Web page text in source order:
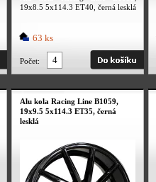
19x8.5 5x114.3 ET40, černá lesklá
63 ks
Počet:
Alu kola Racing Line B1059,
19x9.5 5x114.3 ET35, černá
lesklá